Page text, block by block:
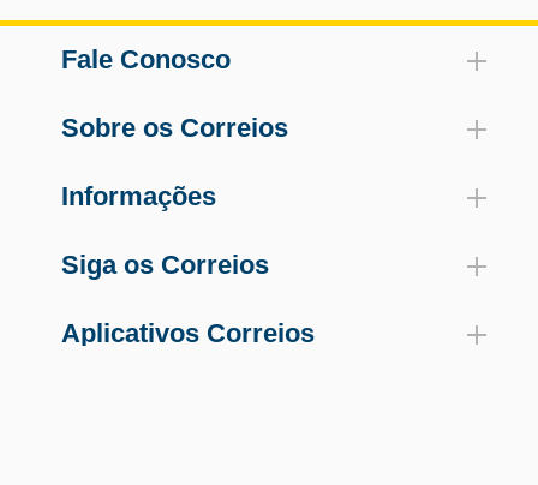
Fale Conosco
Sobre os Correios
Informações
Siga os Correios
Aplicativos Correios